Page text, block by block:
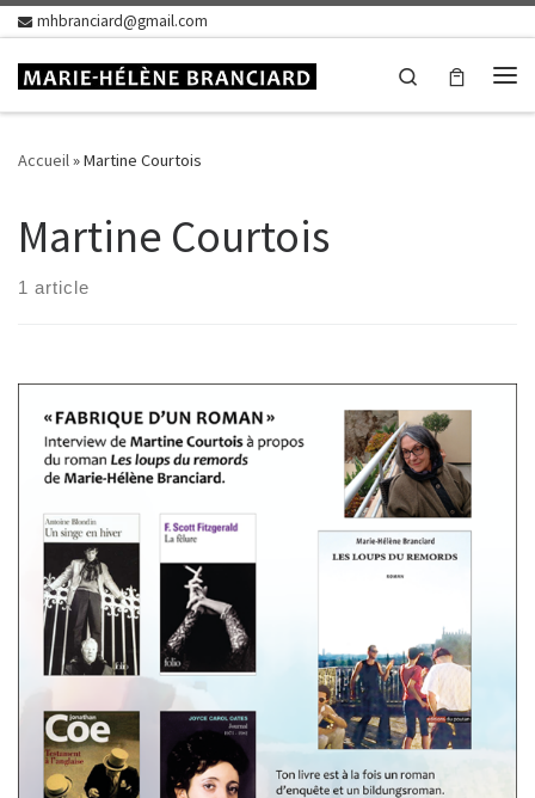
Skip to content
mhbranciard@gmail.com
Search
Accueil»Martine Courtois
Martine Courtois
1 article